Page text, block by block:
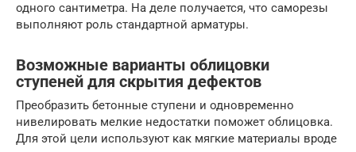
одного сантиметра. На деле получается, что саморезы
выполняют роль стандартной арматуры.
Возможные варианты облицовки
ступеней для скрытия дефектов
Преобразить бетонные ступени и одновременно
нивелировать мелкие недостатки поможет облицовка.
Для этой цели используют как мягкие материалы вроде